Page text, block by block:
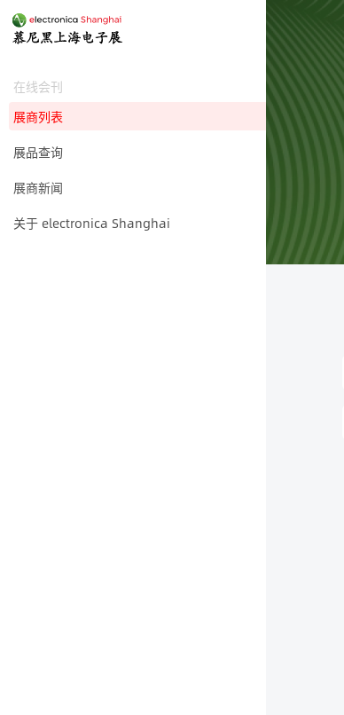
在线会刊
展商列表
展品查询
展商新闻
关于 electronica Shanghai